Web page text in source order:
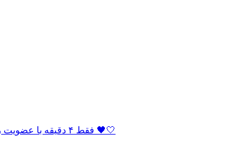
🏆 فقط ۴ دقیقه با عضویت رسمی در باشگاه یوونتوس فاصله دارید! به خانواده بیانکونری بپیوندید و بخشی از افتخار باشید 🖤🤍